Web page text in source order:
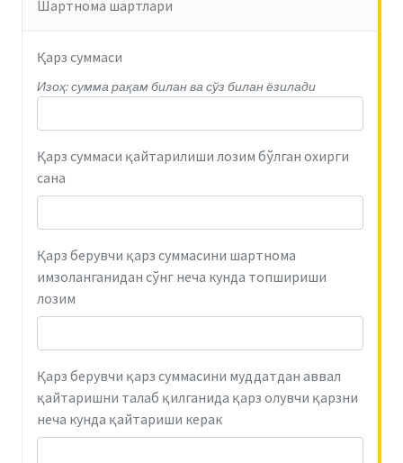
Шартнома шартлари
Қарз суммаси
Изоҳ: сумма рақам билан ва сўз билан ёзилади
Қарз суммаси қайтарилиши лозим бўлган охирги
сана
Қарз берувчи қарз суммасини шартнома
имзоланганидан сўнг неча кунда топшириши
лозим
Қарз берувчи қарз суммасини муддатдан аввал
қайтаришни талаб қилганида қарз олувчи қарзни
неча кунда қайтариши керак